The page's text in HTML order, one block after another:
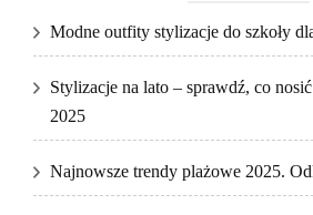
Modne outfity stylizacje do szkoły
Stylizacje na lato – sprawdź, co
2025
Najnowsze trendy plażowe 2025.